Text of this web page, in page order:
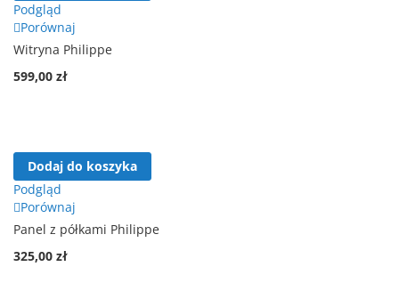
Podgląd
Porównaj
Witryna Philippe
599,00 zł
Dodaj do koszyka
Podgląd
Porównaj
Panel z półkami Philippe
325,00 zł